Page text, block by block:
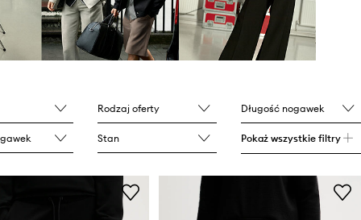
Rodzaj oferty Długość nogawek
Stan Pokaż wszystkie filtry